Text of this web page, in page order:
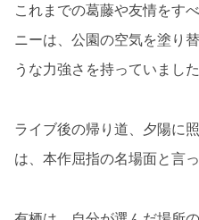
これまでの葛藤や友情をす
ニーは、公園の空気を塗り
うな力強さを持っていました
ライブ後の帰り道、夕陽に
は、本作屈指の名場面と言